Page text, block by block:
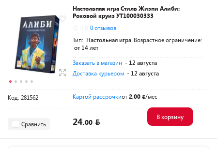
Настольная игра Стиль Жизни Алиби:
Роковой круиз УТ100030333
0 отзывов
Тип: Настольная игра Возрастное ограничение:
от 14 лет
Заказать в магазин - 12 августа
Доставка курьером - 12 августа
Код: 281562 Картой рассрочкиот2,00 /мес
Сравнить 24.00
В корзину